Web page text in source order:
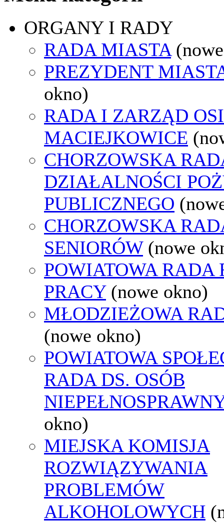
ORGANY I RADY
RADA MIASTA
PREZYDENT
okno)
RADA I ZARZĄD
MACIEJKOWICE
CHORZOWSKA
DZIAŁALNOŚCI
PUBLICZNEGO
CHORZOWSKA
SENIORÓW (nowe
POWIATOWA RADA
PRACY (nowe okno)
MŁODZIEŻOWA
(nowe okno)
POWIATOWA
RADA DS. OSÓB
okno)
MIEJSKA KOMISJA
ROZWIĄZYWANIA
PROBLEMÓW
ALKOHOLOWYCH